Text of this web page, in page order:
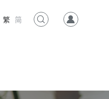
繁 简